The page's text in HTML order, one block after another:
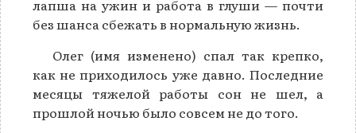
лапша на ужин и работа в глуши — почти
без шанса сбежать в нормальную жизнь.
Олег (имя изменено) спал так крепко,
как не приходилось уже давно. Последние
месяцы тяжелой работы сон не шел, а
прошлой ночью было совсем не до того.